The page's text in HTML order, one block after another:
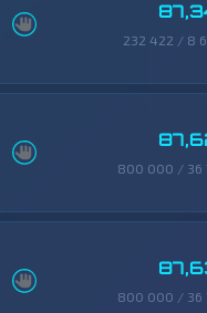
232 422 / 8
800 000 / 36
800 000 / 36